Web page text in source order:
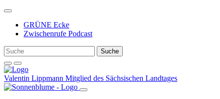
Weiter
Inhalt
GRÜNE Ecke
Zwischenrufe Podcast
Valentin Lippmann Mitglied des Sächsischen Landtages